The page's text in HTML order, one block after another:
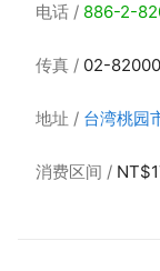
电话 886-2-
传真 02-
地址 台湾桃园
消费区间